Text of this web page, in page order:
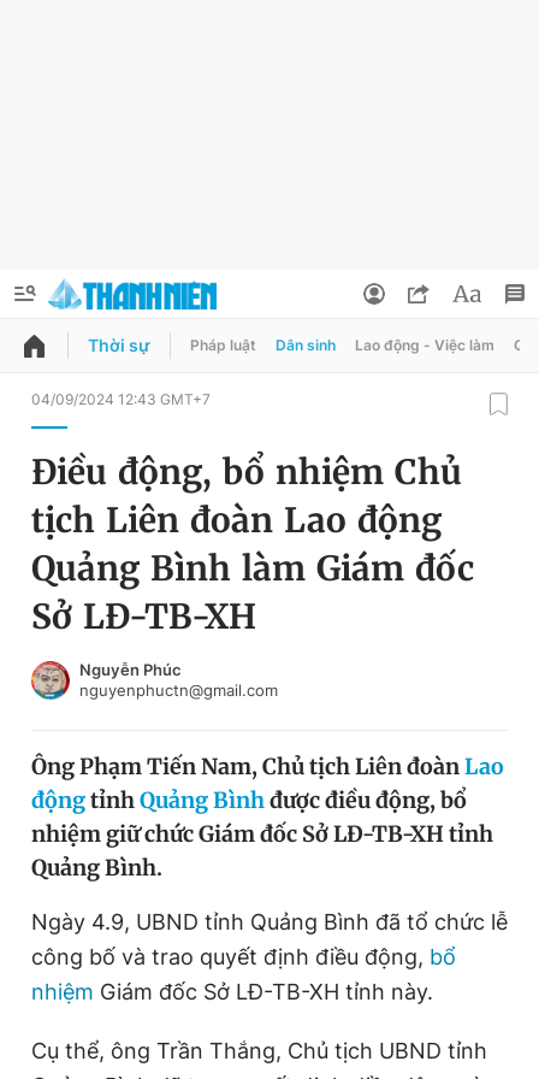
QUẢNG CÁO
Chuyên mục
Chuyên mục khác
Chào ngày mới
Tin thị trường Tin 360
Video Magazine
Sản phẩm khác
Tiện ích Bạn cần biết
Thông tin tòa soạn Liên hệ quảng cáo
Đổi mật khẩu
Tin đã lưu
Tin đã xem
Đăng xuất
Thời sự Pháp luật Dân sinh Lao động - Việc làm
04/09/2024 12:43 GMT+7
Điều động, bổ nhiệm Chủ
tịch Liên đoàn Lao động
Quảng Bình làm Giám đốc
Sở LĐ-TB-XH
Nguyễn Phúc
nguyenphuctn@gmail.com
Ông Phạm Tiến Nam, Chủ tịch Liên đoànLao
độngtỉnhQuảng Bìnhđược điều động, bổ
nhiệm giữ chức Giám đốc Sở LĐ-TB-XH tỉnh
Quảng Bình.
Ngày 4.9, UBND tỉnh Quảng Bình đã tổ chức lễ
công bố và trao quyết định điều động, bổ
nhiệm Giám đốc Sở LĐ-TB-XH tỉnh này.
Cụ thể, ông Trần Thắng, Chủ tịch UBND tỉnh